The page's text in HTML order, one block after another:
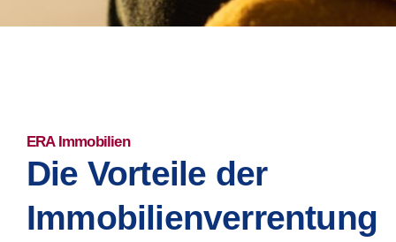
ERA Immobilien
Die Vorteile der
Immobilienverrentung